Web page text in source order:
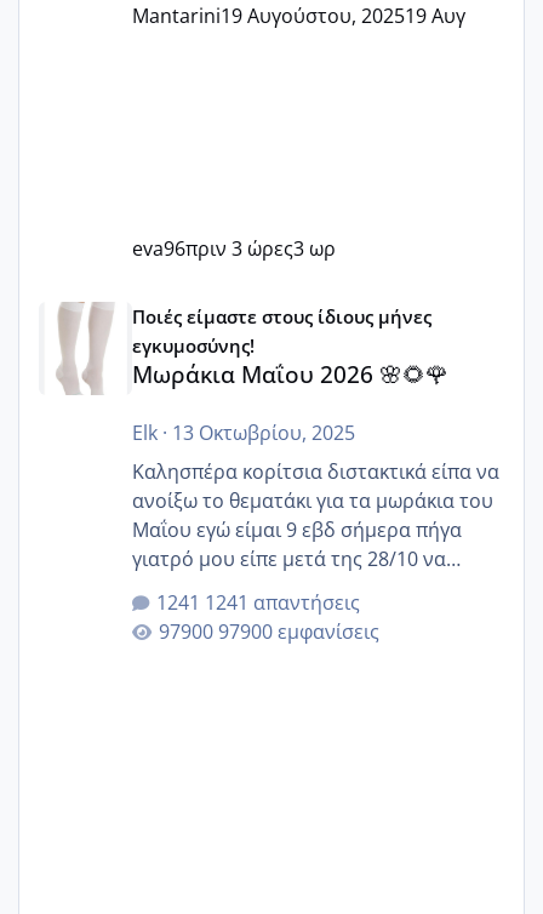
Mantarini19 Αυγούστου, 202519 Αυγ
eva96πριν 3 ώρες3 ωρ
Μωράκια Μαΐου 2026 🌸🌻🌹
Ποιές είμαστε στους ίδιους μήνες
εγκυμοσύνης!
Μωράκια Μαΐου 2026 🌸🌻🌹
Elk· 13 Οκτωβρίου, 2025
Καλησπέρα κορίτσια διστακτικά είπα να
ανοίξω το θεματάκι για τα μωράκια του
Μαΐου εγώ είμαι 9 εβδ σήμερα πήγα
γιατρό μου είπε μετά της 28/10 να
κλείσω ραντεβού για την αυχενική είναι
καμιά άλλη κοπέλα να γεννάει Μάιο ;;
1241 απαντήσεις
97900 εμφανίσεις